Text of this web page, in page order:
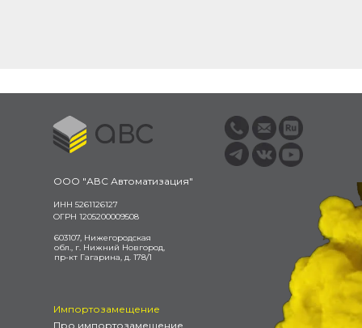
ИНН 5261126127
ОГРН 1205200009508
ООО "АВС Автоматизация"
603107, Нижегородская
обл., г. Нижний Новгород,
пр-кт Гагарина, д. 178/1
Про импортозамещение
Импортозамещение